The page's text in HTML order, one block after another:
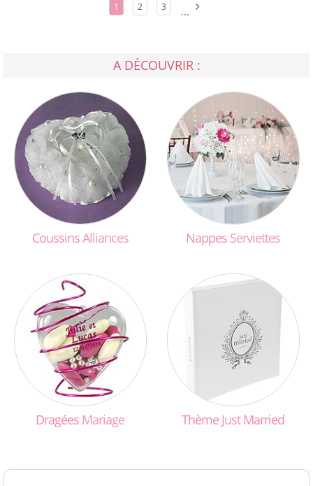
1 2 3 ...
A DÉCOUVRIR :
CoussinsAlliances Nappes Serviettes
Dragées Mariage Thème JustMarried